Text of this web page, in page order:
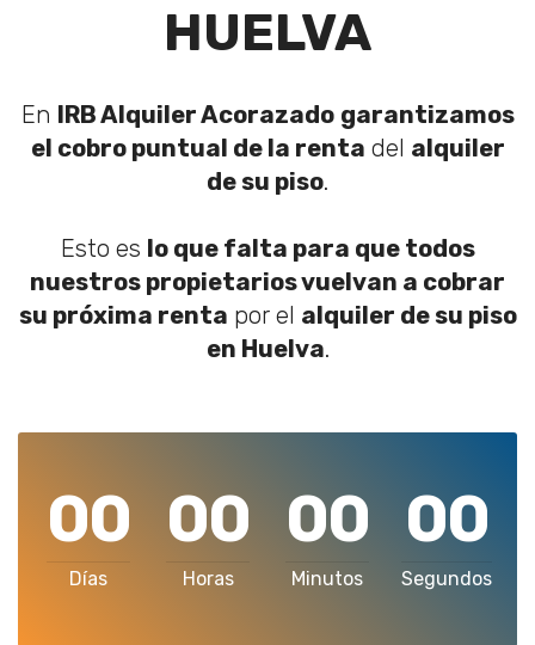
HUELVA
En IRB Alquiler Acorazado garantizamos
el cobro puntual de la renta del alquiler
de su piso.
Esto es lo que falta para que todos
nuestros propietarios vuelvan a cobrar
su próxima renta por el alquiler de su piso
en Huelva.
00
Días
00
Horas
00
Minutos
00
Segundos